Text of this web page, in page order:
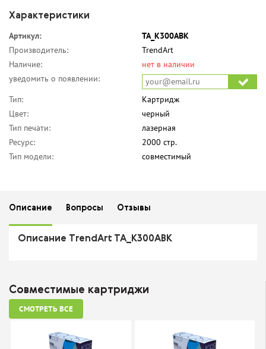
Характеристики
Артикул:
TA_K300ABK
Производитель:
TrendArt
Наличие:
нет в наличии
уведомить о появлении:
Тип:
Картридж
Цвет:
черный
Тип печати:
лазерная
Ресурс:
2000 стр.
Тип модели:
совместимый
Описание Вопросы Отзывы
Описание TrendArt TA_K300ABK
Совместимые картриджи
СМОТРЕТЬ ВСЕ